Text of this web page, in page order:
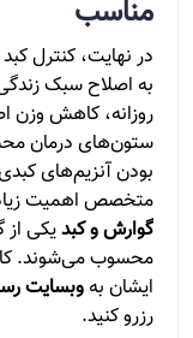
مناسب
در نهایت، کنترل
به اصلاح سبک
روزانه، کاهش وزن
ستون‌های درمان
بودن آنزیم‌های
متخصص اهمیت
گوارش و کبدیکی از
محسوب می‌شوند.
ایشان بهوبسایت
رزرو کنید.